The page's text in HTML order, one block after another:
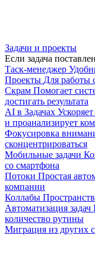
Задачи и проекты
Если задача
Таск-менеджер
Проекты Для работы
Скрам Помогает
достигать результата
AI в Задачах
и проанализирует
Фокусировка
сконцентрироваться
Мобильные задачи
со смартфона
Потоки Простая
компании
Коллабы
Автоматизация задач
количество рутины
Миграция из других